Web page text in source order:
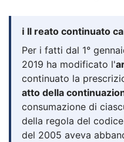
ℹ️ Il reato continuato
Per i fatti dal 1°
2019 ha modificato l'
continuato la
atto della
consumazione di
della regola del
del 2005 aveva